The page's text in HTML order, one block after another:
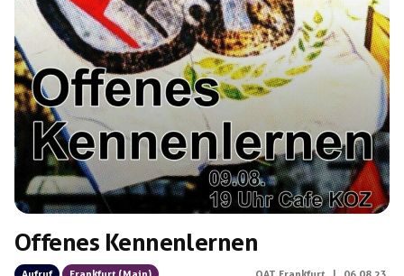
Offenes Kennenlernen